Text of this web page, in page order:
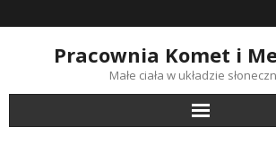
to
Pracownia Komet i
Małe ciała w układzie